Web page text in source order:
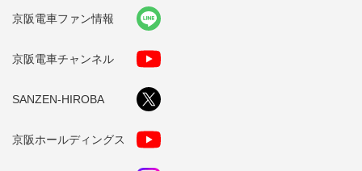
京阪電車ファン情報
京阪電車チャンネル
SANZEN-HIROBA
京阪ホールディングス